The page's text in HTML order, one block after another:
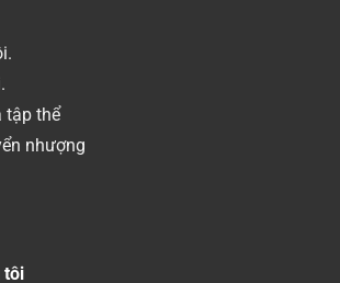
tập thể
nhượng
tôi